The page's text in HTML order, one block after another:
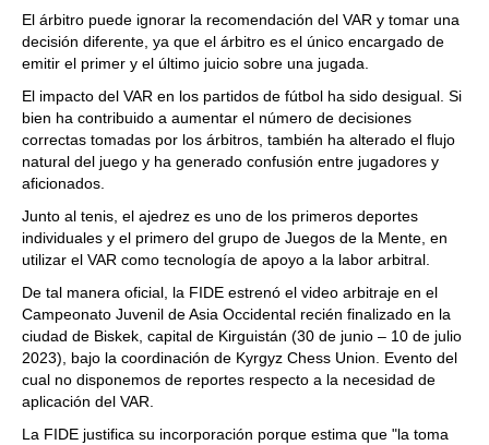
El árbitro puede ignorar la recomendación del VAR y tomar una
decisión diferente, ya que el árbitro es el único encargado de
emitir el primer y el último juicio sobre una jugada.
El impacto del VAR en los partidos de fútbol ha sido desigual. Si
bien ha contribuido a aumentar el número de decisiones
correctas tomadas por los árbitros, también ha alterado el flujo
natural del juego y ha generado confusión entre jugadores y
aficionados.
Junto al tenis, el ajedrez es uno de los primeros deportes
individuales y el primero del grupo de Juegos de la Mente, en
utilizar el VAR como tecnología de apoyo a la labor arbitral.
De tal manera oficial, la FIDE estrenó el video arbitraje en el
Campeonato Juvenil de Asia Occidental recién finalizado en la
ciudad de Biskek, capital de Kirguistán (30 de junio – 10 de julio
2023), bajo la coordinación de Kyrgyz Chess Union. Evento del
cual no disponemos de reportes respecto a la necesidad de
aplicación del VAR.
La FIDE justifica su incorporación porque estima que "la toma